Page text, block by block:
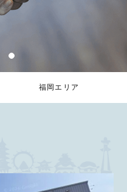
福岡エリア